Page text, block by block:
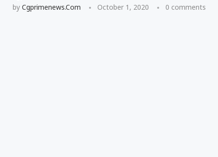
by Cgprimenews.com October 1, 2020 0 comments